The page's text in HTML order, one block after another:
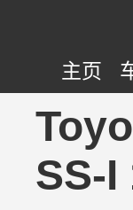
主页
SS-I